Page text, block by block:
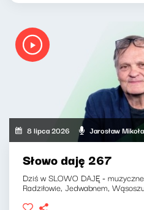
8 lipca 2026 Jarosław
Słowo daję 267
Dziś w SLOWO DAJĘ -
Radziłowie, Jedwabnem,